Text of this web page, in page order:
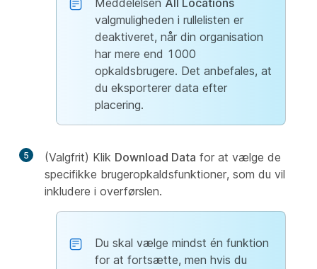
Meddelelsen All Locations
valgmuligheden i rullelisten er
deaktiveret, når din organisation
har mere end 1000
opkaldsbrugere. Det anbefales, at
du eksporterer data efter
placering.
5 (Valgfrit) Klik Download Data for at vælge de
specifikke brugeropkaldsfunktioner, som du vil
inkludere i overførslen.
Du skal vælge mindst én funktion
for at fortsætte, men hvis du